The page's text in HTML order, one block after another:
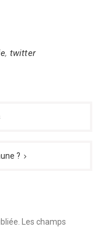
, twitter
?
Les champs